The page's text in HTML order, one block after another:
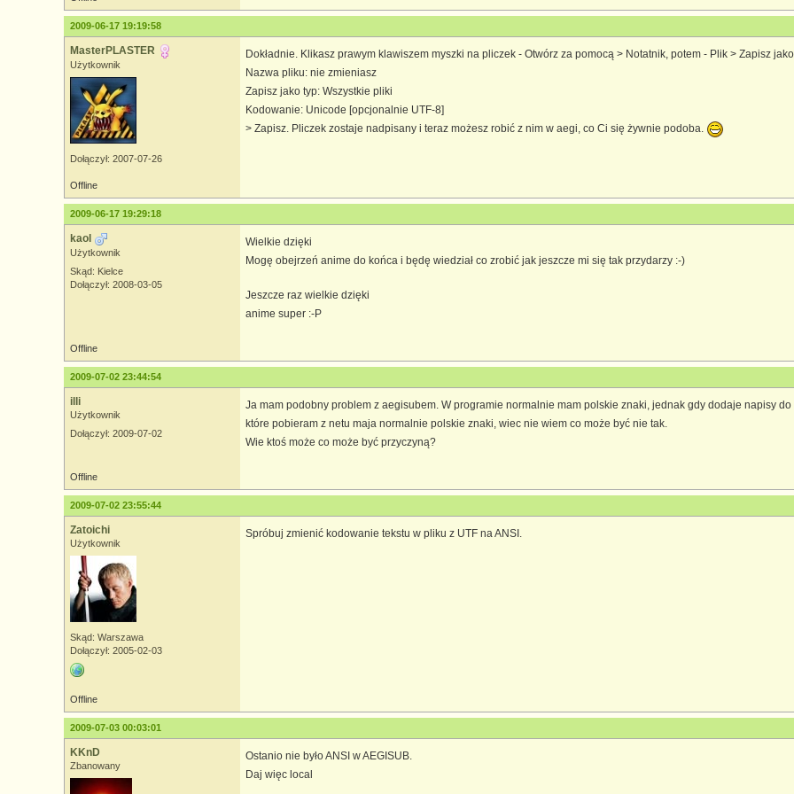
2009-06-17 19:19:58
MasterPLASTER
Użytkownik
Dołączył: 2007-07-26
Dokładnie. Klikasz prawym klawiszem myszki na pliczek - Otwórz za pomocą > Notatnik, potem - Plik > Zapisz
Nazwa pliku: nie zmieniasz
Zapisz jako typ: Wszystkie pliki
Kodowanie: Unicode [opcjonalnie UTF-8]
> Zapisz. Pliczek zostaje nadpisany i teraz możesz robić z nim w aegi, co Ci się żywnie podoba.
Offline
2009-06-17 19:29:18
kaol
Użytkownik
Skąd: Kielce
Dołączył: 2008-03-05
Wielkie dzięki
Mogę obejrzeń anime do końca i będę wiedział co zrobić jak jeszcze mi się tak przydarzy :-)
Jeszcze raz wielkie dzięki
anime super :-P
Offline
2009-07-02 23:44:54
illi
Użytkownik
Dołączył: 2009-07-02
Ja mam podobny problem z aegisubem. W programie normalnie mam polskie znaki, jednak gdy dodaje napisy
które pobieram z netu maja normalnie polskie znaki, wiec nie wiem co może być nie tak.
Wie ktoś może co może być przyczyną?
Offline
2009-07-02 23:55:44
Zatoichi
Użytkownik
Skąd: Warszawa
Dołączył: 2005-02-03
Spróbuj zmienić kodowanie tekstu w pliku z UTF na ANSI.
Offline
2009-07-03 00:03:01
KKnD
Zbanowany
Ostanio nie było ANSI w AEGISUB.
Daj więc local